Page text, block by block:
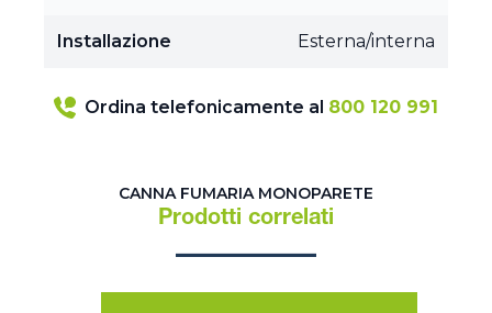
Installazione Esterna/interna
Ordina telefonicamente al 800 120 991
CANNA FUMARIA MONOPARETE
Prodotti correlati